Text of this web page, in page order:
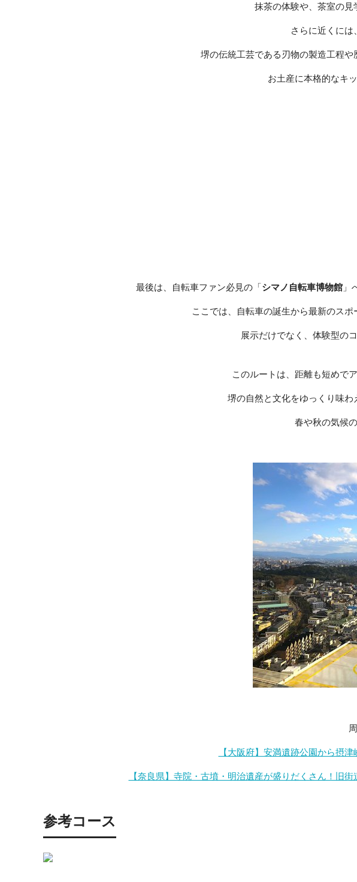
抹茶の体験や、茶室の見
さらに近くには
堺の伝統工芸である刃物の製造工程
お土産に本格的なキ
最後は、自転車ファン必見の「シマノ自転車博物館 」
ここでは、自転車の誕生から最新のス
展示だけでなく、体験型の
このルートは、距離も短めで
堺の自然と文化をゆっくり味わ
春や秋の気候
【大阪府】安満遺跡公園から摂
【奈良県】寺院・古墳・明治遺産が盛りだくさん！
参考コース